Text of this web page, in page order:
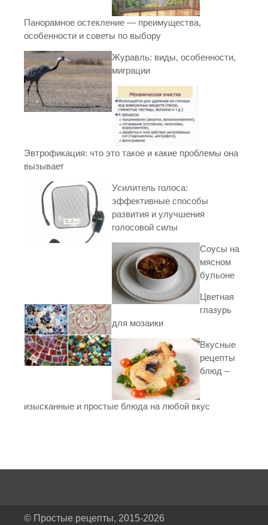
Панорамное остекление — преимущества,
особенности и советы по выбору
Журавль: виды, особенности,
миграции
Эвтрофикация: что это такое и какие проблемы она
вызывает
Усилитель голоса:
эффективные способы
развития и улучшения
голосовой силы
Соусы на
мясном
бульоне
Цветная
глазурь
для мозаики
Вкусные
рецепты
блюд –
изысканные и простые блюда на любой вкус
© Простые рецепты, 2015-2026